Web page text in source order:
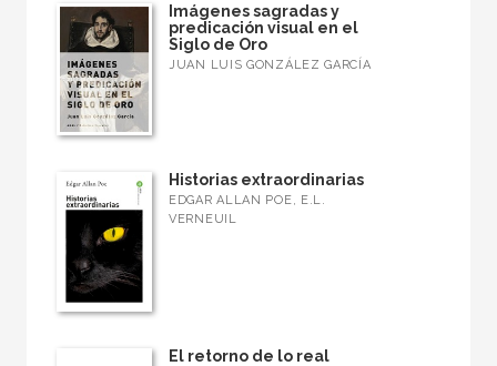
Imágenes sagradas y
predicación visual en el
Siglo de Oro
JUAN LUIS GONZÁLEZ GARCÍA
Historias extraordinarias
EDGAR ALLAN POE, E.L.
VERNEUIL
El retorno de lo real